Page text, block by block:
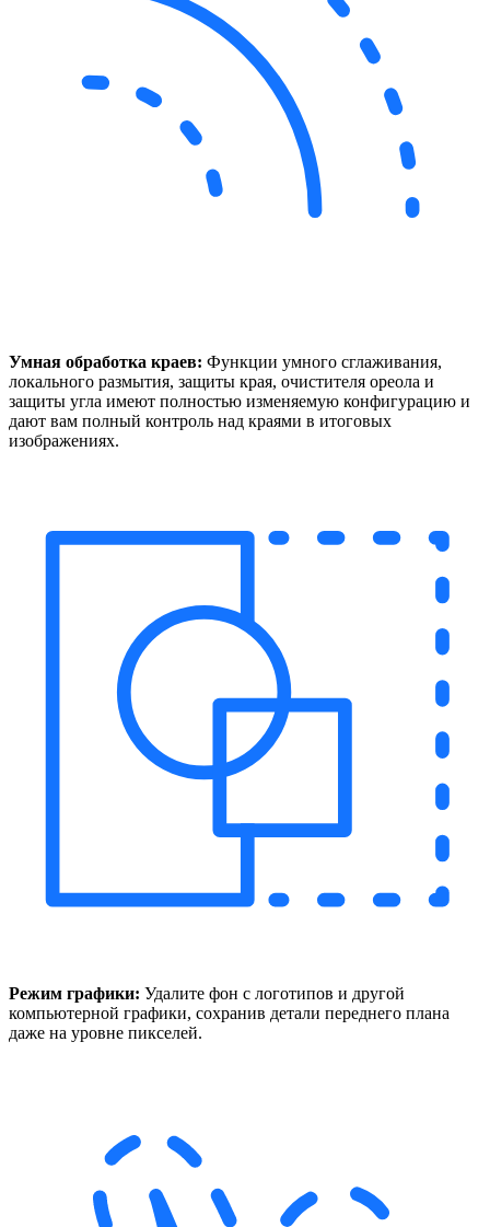
Умная обработка краев: Функции умного сглаживания,
локального размытия, защиты края, очистителя ореола и
защиты угла имеют полностью изменяемую конфигурацию и
дают вам полный контроль над краями в итоговых
изображениях.
Режим графики: Удалите фон с логотипов и другой
компьютерной графики, сохранив детали переднего плана
даже на уровне пикселей.